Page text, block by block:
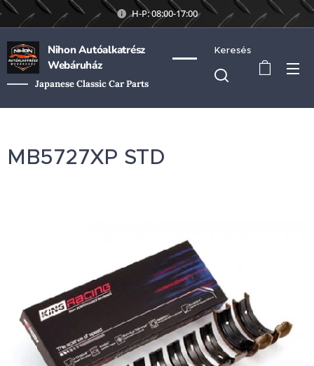
H-P: 08:00-17:00
Nihon Autóalkatrész
Webáruház
Japanese Classic Car Parts
Keresés
MB5727XP STD